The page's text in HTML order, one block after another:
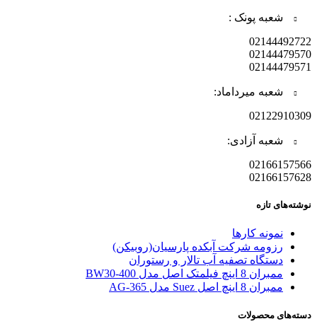
شعبه پونک :
02144492722
02144479570
02144479571
شعبه میرداماد:
02122910309
شعبه آزادی:
02166157566
02166157628
نوشته‌های تازه
نمونه کارها
رزومه شرکت آبکده پارسیان(روبیکن)
دستگاه تصفیه آب تالار و رستوران
ممبران 8 اینچ فیلمتک اصل مدل BW30-400
ممبران 8 اینچ اصل Suez مدل AG-365
دسته‌های محصولات